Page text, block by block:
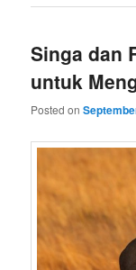
Singa dan
untuk
Posted on